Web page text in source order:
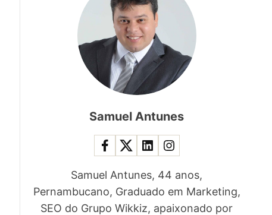
Samuel Antunes
Samuel Antunes, 44 anos,
Pernambucano, Graduado em Marketing,
SEO do Grupo Wikkiz, apaixonado por